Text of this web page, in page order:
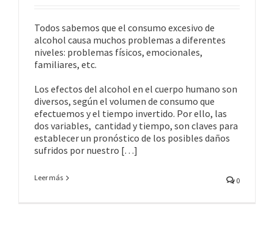
Todos sabemos que el consumo excesivo de
alcohol causa muchos problemas a diferentes
niveles: problemas físicos, emocionales,
familiares, etc.
Los efectos del alcohol en el cuerpo humano son
diversos, según el volumen de consumo que
efectuemos y el tiempo invertido. Por ello, las
dos variables, cantidad y tiempo, son claves para
establecer un pronóstico de los posibles daños
sufridos por nuestro […]
Leer más 0